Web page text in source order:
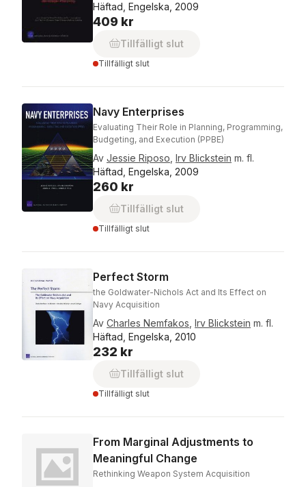
Häftad, Engelska, 2009
409 kr
Tillfälligt slut
Tillfälligt slut
Navy Enterprises
Evaluating Their Role in Planning, Programming,
Budgeting, and Execution (PPBE)
Av Jessie Riposo Irv Blickstein m. fl.
Häftad, Engelska, 2009
260 kr
Tillfälligt slut
Tillfälligt slut
Perfect Storm
the Goldwater-Nichols Act and Its Effect on
Navy Acquisition
Av Charles Nemfakos Irv Blickstein m. fl.
Häftad, Engelska, 2010
232 kr
Tillfälligt slut
Tillfälligt slut
From Marginal Adjustments to
Meaningful Change
Rethinking Weapon System Acquisition